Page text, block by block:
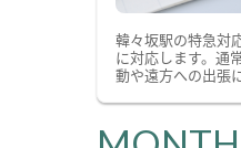
韓々坂駅の特急対
に対応します。通
動や遠方への出張